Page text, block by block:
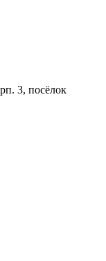
3, посёлок